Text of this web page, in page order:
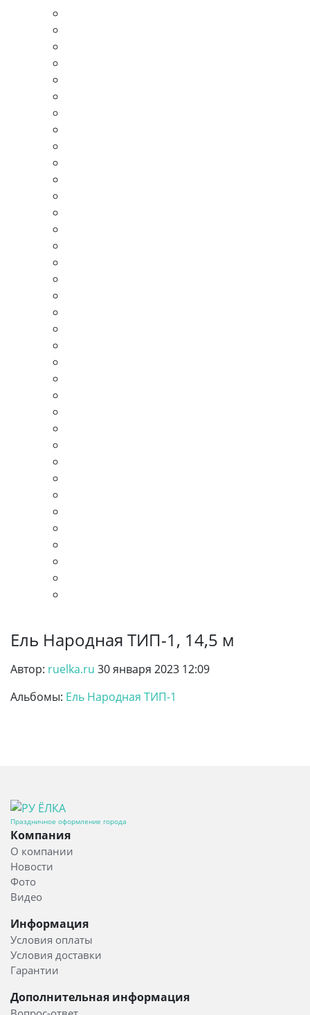
Ель Народная ТИП-1, 14,5 м
Автор: ruelka.ru 30 января 2023 12:09
Альбомы: Ель Народная ТИП-1
Праздничное оформление города
Компания
О компании
Новости
Фото
Видео
Информация
Условия оплаты
Условия доставки
Гарантии
Дополнительная информация